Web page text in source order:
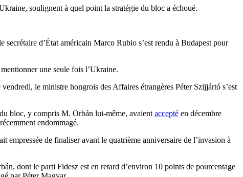
soulignent à quel point la stratégie du bloc a échoué.
d’État américain Marco Rubio s’est rendu à Budapest pour
une seule fois l’Ukraine.
le ministre hongrois des Affaires étrangères Péter Szijjártó s’est
bloc, y compris M. Orbán lui-même, avaient accepté en décembre
endommagé.
empressée de finaliser avant le quatrième anniversaire de l’invasion à
dont le parti Fidesz est en retard d’environ 10 points de pourcentage